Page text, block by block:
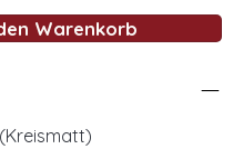
Warenkorb